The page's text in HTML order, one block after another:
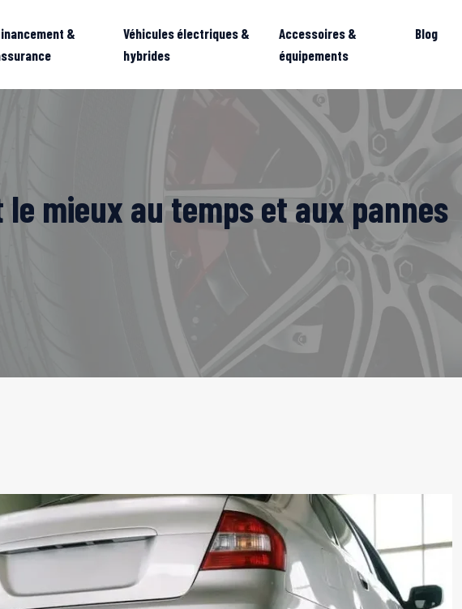
&
Véhicules électriques &
hybrides
Accessoires &
équipements
Blog
le mieux au temps et aux pannes